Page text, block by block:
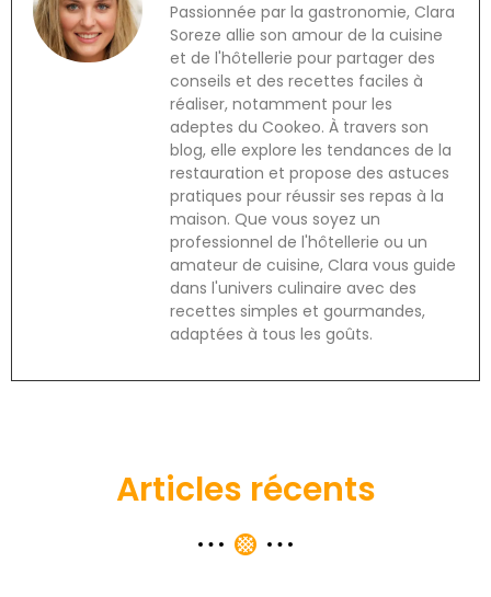
Passionnée par la gastronomie, Clara
Soreze allie son amour de la cuisine
et de l'hôtellerie pour partager des
conseils et des recettes faciles à
réaliser, notamment pour les
adeptes du Cookeo. À travers son
blog, elle explore les tendances de la
restauration et propose des astuces
pratiques pour réussir ses repas à la
maison. Que vous soyez un
professionnel de l'hôtellerie ou un
amateur de cuisine, Clara vous guide
dans l'univers culinaire avec des
recettes simples et gourmandes,
adaptées à tous les goûts.
Articles récents